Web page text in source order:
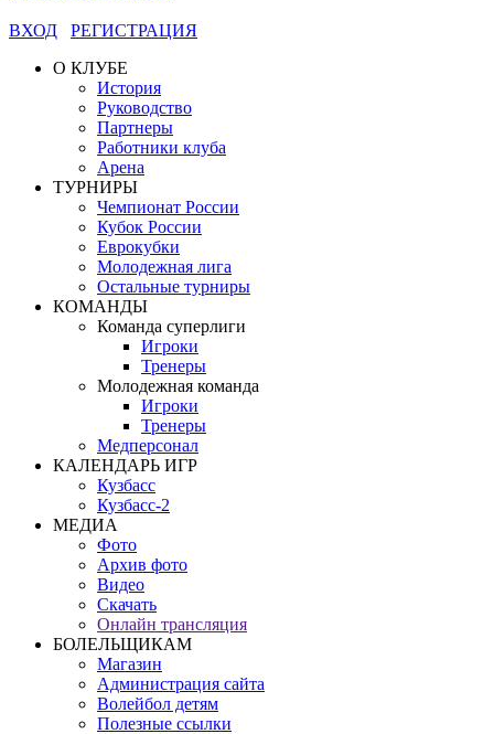
ВХОД
РЕГИСТРАЦИЯ
О КЛУБЕ
История
Руководство
Партнеры
Работники клуба
Арена
ТУРНИРЫ
Чемпионат России
Кубок России
Еврокубки
Молодежная лига
Остальные турниры
КОМАНДЫ
Команда суперлиги
Игроки
Тренеры
Молодежная команда
Игроки
Тренеры
Медперсонал
КАЛЕНДАРЬ ИГР
Кузбасс
Кузбасс-2
МЕДИА
Фото
Архив фото
Видео
Скачать
Онлайн трансляция
БОЛЕЛЬЩИКАМ
Магазин
Администрация сайта
Волейбол детям
Полезные ссылки